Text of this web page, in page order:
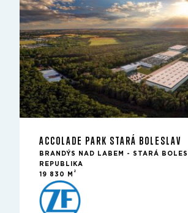
ACCOLADE PARK STARÁ BOLESLAV
BRANDÝS NAD LABEM - STARÁ
REPUBLIKA
19 830 M
2